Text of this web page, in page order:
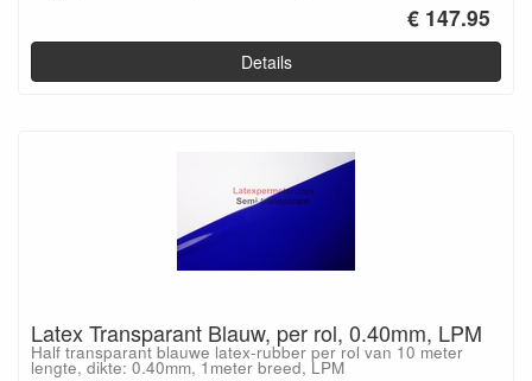
€ 147.95
Details
Latex Transparant Blauw, per rol, 0.40mm, LPM
Half transparant blauwe latex-rubber per rol van 10 meter
lengte, dikte: 0.40mm, 1meter breed, LPM